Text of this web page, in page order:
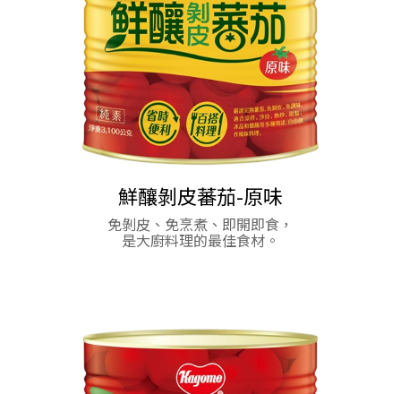
蕃茄醬快餐用
小吃店和早餐店最方便與實用的蕃茄醬
蕃茄醬快餐用
小吃店和早餐店最方便與實用的蕃茄醬
鮮釀剝皮蕃茄-原味
免剝皮、免烹煮、即開即食，
是大廚料理的最佳食材。
可果美義大利麵醬-蕃茄奶油
一包就醬Easy
★ 麵條色澤鮮明 醬汁吸附性佳 搭配各式醬料拌炒
皆宜。
★ 麵條Q彈富有嚼勁 烹煮後散發濃郁的杜蘭小麥香
氣。